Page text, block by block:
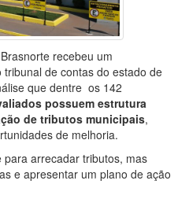
recebeu um
de contas do estado de
que dentre os 142
possuem estrutura
de tributos municipais,
de melhoria.
arrecadar tributos, mas
e apresentar um plano de ação